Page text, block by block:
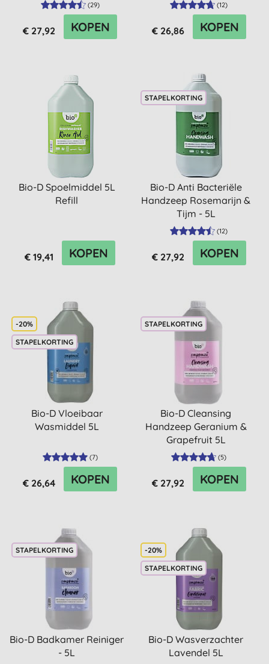
(29)
€ 27,92 KOPEN
(12)
€ 26,86 KOPEN
Bio-D Spoelmiddel 5L
Refill
€ 19,41 KOPEN
STAPELKORTING
Bio-D Anti Bacteriële
Handzeep Rosemarijn &
Tijm - 5L
(12)
€ 27,92 KOPEN
-20%
STAPELKORTING
Bio-D Vloeibaar
Wasmiddel 5L
(7)
€ 26,64 KOPEN
STAPELKORTING
Bio-D Cleansing
Handzeep Geranium &
Grapefruit 5L
(5)
€ 27,92 KOPEN
STAPELKORTING
Bio-D Badkamer Reiniger
- 5L
-20%
STAPELKORTING
Bio-D Wasverzachter
Lavendel 5L